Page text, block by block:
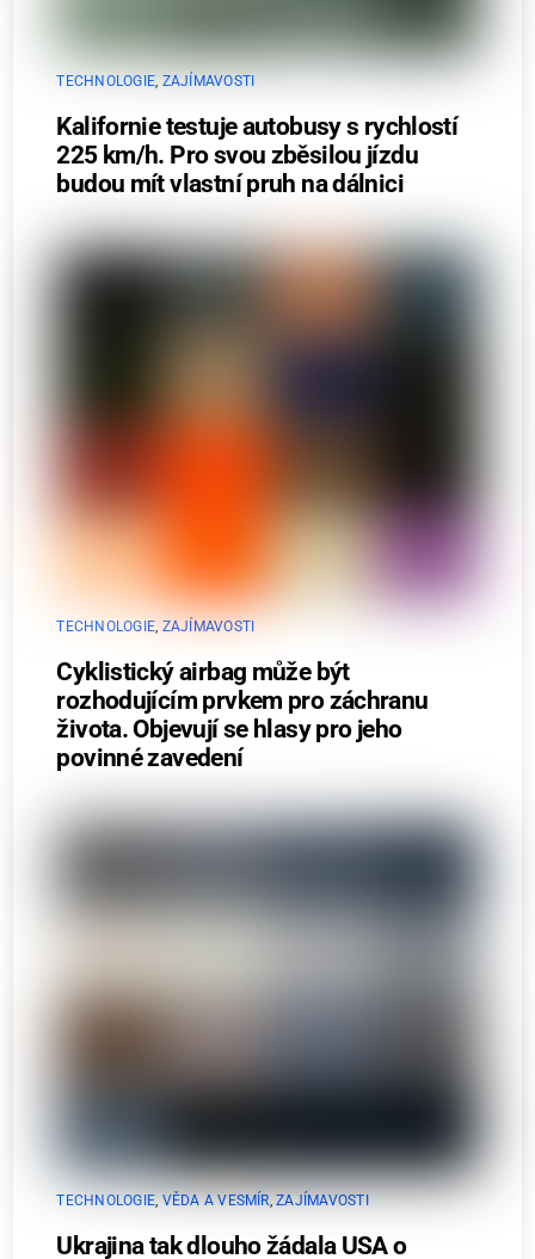
TECHNOLOGIE, ZAJÍMAVOSTI
Kalifornie testuje autobusy s rychlostí
225 km/h. Pro svou zběsilou jízdu
budou mít vlastní pruh na dálnici
TECHNOLOGIE, ZAJÍMAVOSTI
Cyklistický airbag může být
rozhodujícím prvkem pro záchranu
života. Objevují se hlasy pro jeho
povinné zavedení
TECHNOLOGIE, VĚDA A VESMÍR,ZAJÍMAVOSTI
Ukrajina tak dlouho žádala USA o